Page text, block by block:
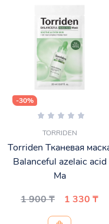
-30%
TORRIDEN
Torriden Тканевая
Balanceful azelaic acid
Ma
1 900 ₸
1 330 ₸